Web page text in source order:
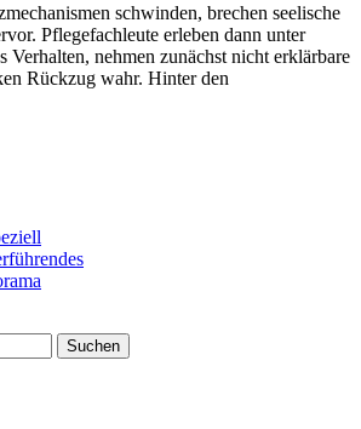
schwinden, brechen seelische
Pflegefachleute erleben dann unter
Verhalten, nehmen zunächst nicht erklärbare
Rückzug wahr. Hinter den